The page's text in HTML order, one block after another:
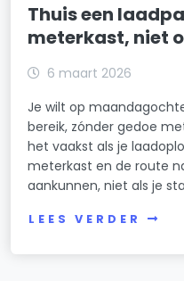
Thuis een
meterkast, niet
6 maart 2026
Je wilt op
bereik, zónder gedoe
het vaakst als je
meterkast en de route
aankunnen, niet als je
LEES VERDER